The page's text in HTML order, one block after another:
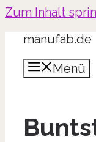
Zum Inhalt
manufab.de
Menü